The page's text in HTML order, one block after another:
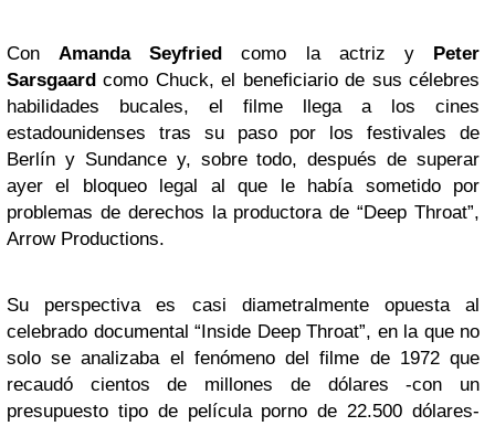
ConAmanda Seyfried como la actriz y
Peter
Sarsgaard como Chuck, el beneficiario de sus célebres
habilidades bucales, el filme llega a los cines
estadounidenses tras su paso por los festivales de
Berlín y Sundance y, sobre todo, después de superar
ayer el bloqueo legal al que le había sometido por
problemas de derechos la productora de “Deep Throat”,
Arrow Productions.
Su perspectiva es casi diametralmente opuesta al
celebrado documental “Inside Deep Throat”, en la que no
solo se analizaba el fenómeno del filme de 1972 que
recaudó cientos de millones de dólares -con un
presupuesto tipo de película porno de 22.500 dólares-